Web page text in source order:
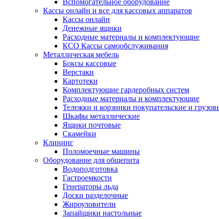
Вспомогательное оборудование
Кассы онлайн и все для кассовых аппаратов
Кассы онлайн
Денежные ящики
Расходные материалы и комплектующие
КСО Кассы самообслуживания
Металлическая мебель
Боксы кассовые
Верстаки
Картотеки
Комплектующие гардеробных систем
Расходные материалы и комплектующие
Тележки и корзинки покупательские и
Шкафы металлические
Ящики почтовые
Скамейки
Клининг
Поломоечные машины
Оборудование для общепита
Водоподготовка
Гастроемкости
Генераторы льда
Доски разделочные
Жироуловители
Запайщики настольные